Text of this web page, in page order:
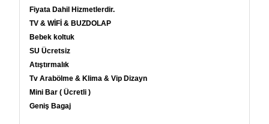
Fiyata Dahil Hizmetlerdir.
TV & WİFİ & BUZDOLAP
Bebek koltuk
SU Ücretsiz
Atıştırmalık
Tv Arabölme & Klima & Vip Dizayn
Mini Bar ( Ücretli )
Geniş Bagaj